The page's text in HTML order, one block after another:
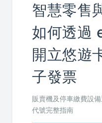
智慧零售
如何透過
開立悠遊
子發票
販賣機及停車繳費設
代號完整指南